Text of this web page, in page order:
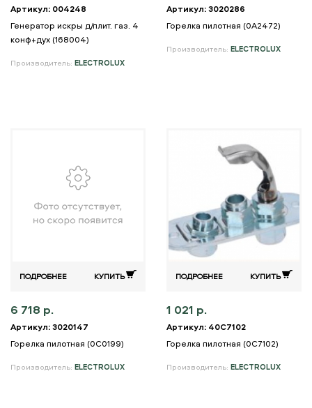
Артикул: 004248
Генератор искры д/плит. газ. 4
конф+дух (168004)
Производитель: ELECTROLUX
Артикул: 3020286
Горелка пилотная (0A2472)
Производитель: ELECTROLUX
ПОДРОБНЕЕ КУПИТЬ
6 718 р.
Артикул: 3020147
Горелка пилотная (0C0199)
Производитель: ELECTROLUX
ПОДРОБНЕЕ КУПИТЬ
1 021 р.
Артикул: 40C7102
Горелка пилотная (0C7102)
Производитель: ELECTROLUX